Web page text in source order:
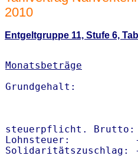
2010
Entgeltgruppe 11, Stufe 6,
Monatsbeträge
steuerpflicht. Brutto:
Lohnsteuer:           -
Solidaritätszuschlag: